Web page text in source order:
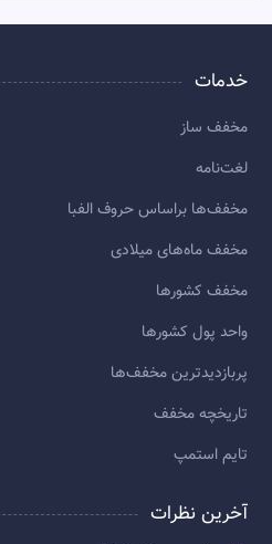
خدمات
مخفف ساز
لغت‌نامه
مخفف‌ها براساس حروف الفبا
مخفف ماه‌های میلادی
مخفف کشورها
واحد پول کشورها
پربازديدترين مخفف‌ها
تاريخچه مخفف
تایم استمپ
آخرین نظرات